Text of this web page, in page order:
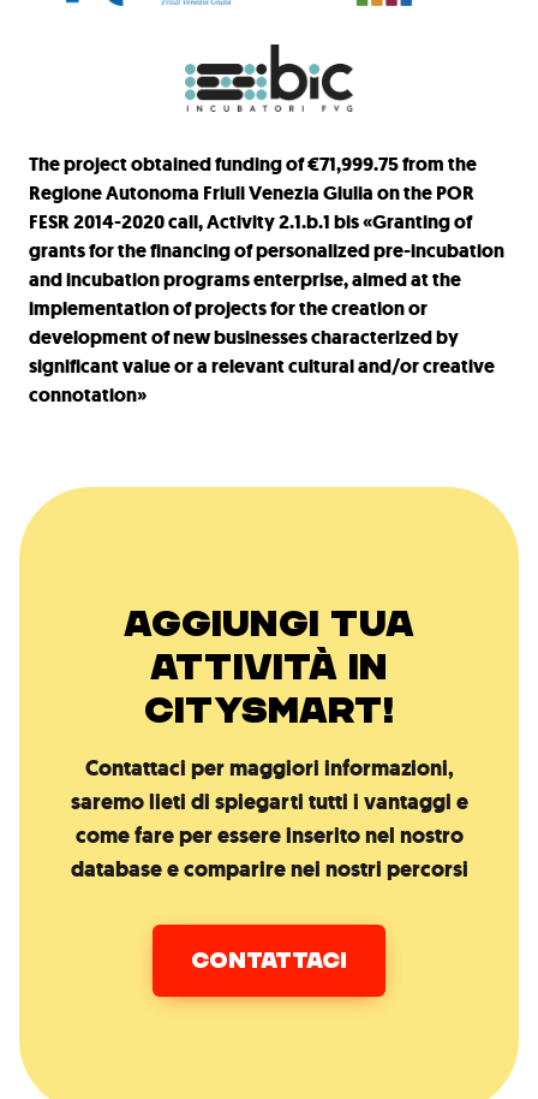
The project obtained funding of €71,999.75 from the
Regione Autonoma Friuli Venezia Giulia on the POR
FESR 2014-2020 call, Activity 2.1.b.1 bis «Granting of
grants for the financing of personalized pre-incubation
and incubation programs enterprise, aimed at the
implementation of projects for the creation or
development of new businesses characterized by
significant value or a relevant cultural and/or creative
connotation»
AGGIUNGI TUA
ATTIVITÀ IN
CITYSMART!
Contattaci per maggiori informazioni,
saremo lieti di spiegarti tutti i vantaggi e
come fare per essere inserito nel nostro
database e comparire nei nostri percorsi
CONTATTACI